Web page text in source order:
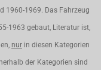
1960-1969. Das Fahrzeug
1963 gebaut, Literatur ist,
nur in diesen Kategorien
der Kategorien sind